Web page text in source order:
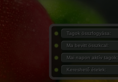
Tagok összfogyása:
Ma bevitt összkcal:
Mai napon aktív tagok:
Kereshető ételek: